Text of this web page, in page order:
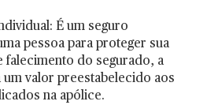
É um seguro
pessoa para proteger sua
falecimento do segurado, a
um valor preestabelecido aos
na apólice.